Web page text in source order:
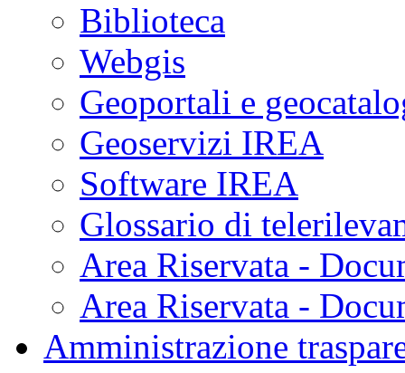
Biblioteca
Webgis
Geoportali e
Geoservizi IREA
Software IREA
Glossario di
Area Riservata -
Area Riservata -
Amministrazione